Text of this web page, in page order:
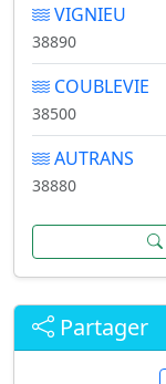
VIGNIEU
38890
COUBLEVIE
38500
AUTRANS
38880
Partager